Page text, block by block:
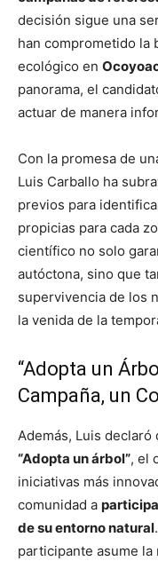
decisión sigue una
han comprometido la
ecológico en
panorama, el
actuar de manera
Con la promesa de
Luis Carballo ha
previos para
propicias para cada
científico no solo
autóctona, sino que
supervivencia de los
la venida de la
“Adopta un
Campaña, un
Además, Luis
“Adopta un árbol”, el
iniciativas más
comunidad a
de su entorno natural
participante asume